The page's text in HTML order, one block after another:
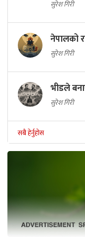
सुरेश गिरी
नेपालको
सुरेश गिरी
भीडले
सुरेश गिरी
सबै हेर्नुहोस